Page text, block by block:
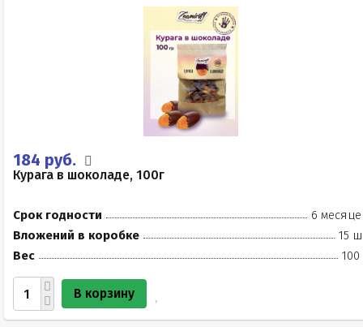
184 руб.
Курага в шоколаде, 100г
Срок годности
6
Вложений в коробке
15
Вес
100
В корзину